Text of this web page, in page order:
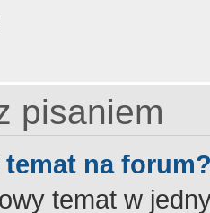
pisaniem
na
temat w